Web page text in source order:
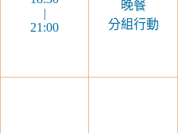
|
21:00
晚餐
分組行動